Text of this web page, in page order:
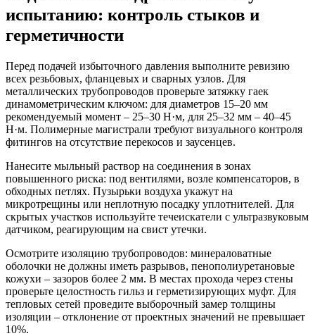
испытанию: контроль стыков и
герметичности
Перед подачей избыточного давления выполните ревизию
всех резьбовых, фланцевых и сварных узлов. Для
металлических трубопроводов проверьте затяжку гаек
динамометрическим ключом: для диаметров 15–20 мм
рекомендуемый момент – 25–30 Н·м, для 25–32 мм – 40–45
Н·м. Полимерные магистрали требуют визуального контроля
фитингов на отсутствие перекосов и заусенцев.
Нанесите мыльный раствор на соединения в зонах
повышенного риска: под вентилями, возле компенсаторов, в
обходных петлях. Пузырьки воздуха укажут на
микротрещины или неплотную посадку уплотнителей. Для
скрытых участков используйте течеискатели с ультразвуковым
датчиком, реагирующим на свист утечки.
Осмотрите изоляцию трубопроводов: минераловатные
оболочки не должны иметь разрывов, пенополиуретановые
кожухи – зазоров более 2 мм. В местах прохода через стены
проверьте целостность гильз и герметизирующих муфт. Для
тепловых сетей проведите выборочный замер толщины
изоляции – отклонение от проектных значений не превышает
10%.